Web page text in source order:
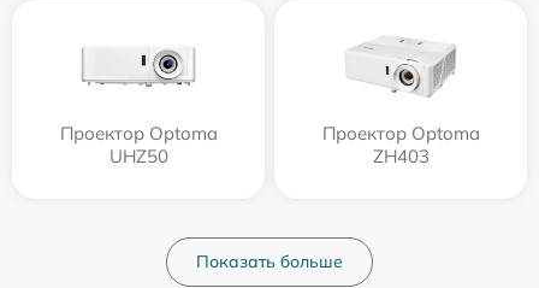
Проектор Optoma
UHZ50
Проектор Optoma
ZH403
Показать больше